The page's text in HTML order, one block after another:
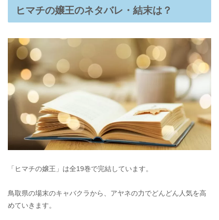
ヒマチの嬢王のネタバレ・結末は？
「ヒマチの嬢王」は全19巻で完結しています。
鳥取県の場末のキャバクラから、アヤネの力でどんどん人気を高
めていきます。